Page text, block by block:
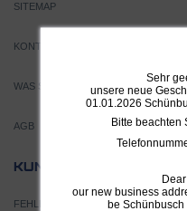
Sehr
unsere neue
01.01.2026
Bitte beachten
our new business
be Schünbusch
SITEMAP
KONTAKT
WAS SIND TURBOLADER?
AGB
KUNDEN
FEHLERSUCHE